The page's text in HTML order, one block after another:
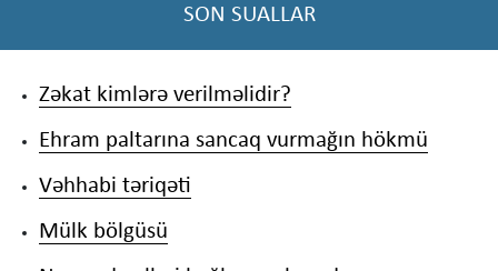
SON SUALLAR
Zəkat kimlərə verilməlidir?
Ehram paltarına sancaq vurmağın hökmü
Vəhhabi təriqəti
Mülk bölgüsü